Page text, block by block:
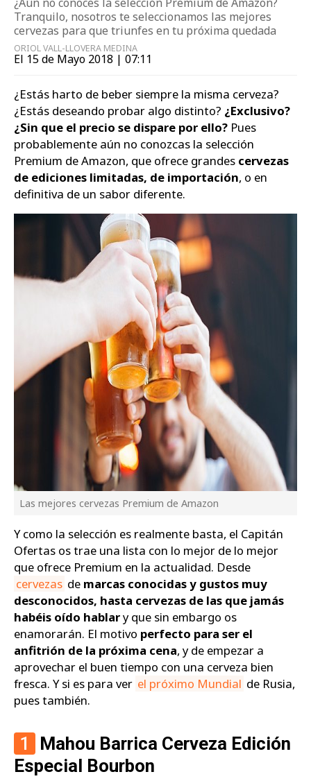
Tranquilo, nosotros te seleccionamos las mejores
cervezas para que triunfes en tu próxima quedada
ORIOL VALL-LLOVERA MEDINA
El 15 de Mayo 2018 | 07:11
¿Estás harto de beber siempre la misma cerveza?
¿Estás deseando probar algo distinto? ¿Exclusivo?
¿Sin que el precio se dispare por ello? Pues
probablemente aún no conozcas la selección
Premium de Amazon, que ofrece grandes cervezas
de ediciones limitadas, de importación, o en
definitiva de un sabor diferente.
Las mejores cervezas Premium de Amazon
Y como la selección es realmente basta, el Capitán
Ofertas os trae una lista con lo mejor de lo mejor
que ofrece Premium en la actualidad. Desde
cervezas de marcas conocidas y gustos muy
desconocidos, hasta cervezas de las que jamás
habéis oído hablary que sin embargo os
enamorarán. El motivo perfecto para ser el
anfitrión de la próxima cena, y de empezar a
aprovechar el buen tiempo con una cerveza bien
fresca. Y si es para ver el próximo Mundial de Rusia,
pues también.
1
Mahou Barrica Cerveza Edición
Especial Bourbon